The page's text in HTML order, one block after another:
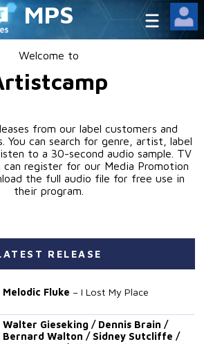
MPS
Welcome to
from our label customers and
You can search for genre, artist, label
to a 30-second audio sample. TV
can register for our Media Promotion
the full audio file for free use in
their program.
RELEASE
Melodic Fluke I Lost My Place
Walter Gieseking / Dennis Brain /
Bernard Walton / Sidney Sutcliffe /